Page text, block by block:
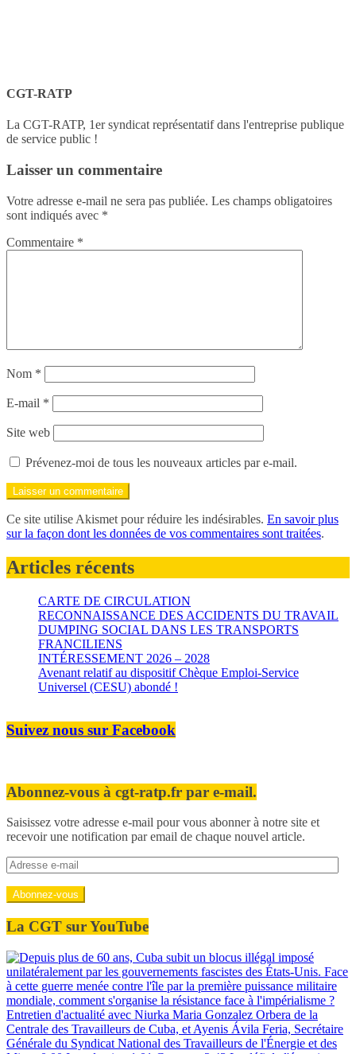
CGT-RATP
La CGT-RATP, 1er syndicat représentatif dans l'entreprise publique
de service public !
Laisser un commentaire
Votre adresse e-mail ne sera pas publiée. Les champs obligatoires
sont indiqués avec *
Commentaire *
Nom *
E-mail *
Site web
Prévenez-moi de tous les nouveaux articles par e-mail.
Ce site utilise Akismet pour réduire les indésirables. En savoir plus
sur la façon dont les données de vos commentaires sont traitées.
Articles récents
CARTE DE CIRCULATION
RECONNAISSANCE DES ACCIDENTS DU TRAVAIL
DUMPING SOCIAL DANS LES TRANSPORTS
FRANCILIENS
INTÉRESSEMENT 2026 – 2028
Avenant relatif au dispositif Chèque Emploi-Service
Universel (CESU) abondé !
Suivez nous sur Facebook
Abonnez-vous à cgt-ratp.fr par e-mail.
Saisissez votre adresse e-mail pour vous abonner à notre site et
recevoir une notification par email de chaque nouvel article.
Adresse
e-
mail
Abonnez-vous
La CGT sur YouTube